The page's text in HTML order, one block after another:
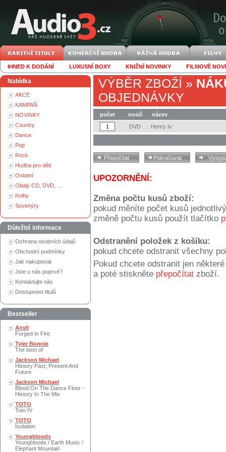
IHNED K DODÁNÍ LUXUSNÍ BOXY KNIŽNÍ NOVINKY FILMOVÉ
Nabídka
AKCE
KAMPAŇ
NOVINKY
Country
Dance
Pop
Rock
Hudba pro děti
Ostatní
Obaly CD, DVD, ...
Knihy
Suvenýry
Důležité informace
Ochrana osobních údajů
Obchodní podmínky
Jak nakupovat
Jste u nás poprvé?
Kontaktujte nás
Dostupnost titulů
Bestseller
Anvil
Forged In Fire
Tyler Bonnie
The best of
Jackson Michael
History Past, Present And
Future
Jackson Michael
Blood On The Dance Floor -
History In The Mix
TOTO
Toto IV
TOTO
Isolation
Youngbloods
Youngbloods / Earth Music /
Elephant Mountain
VÝBĚR ZBOŽÍ »
OBJEDNÁVKY
počet nosič
název
DVD
Henry Iv
UPOZORNĚNÍ:
Změna počtu kusů zboží:
pokud měníte počet kusů
změně počtu kusů použít tlačítko
Odstranění položek z košíku:
pokud chcete odstranit všechny
Pokud chcete odstranit jen
a poté stiskněte přepočítat zboží.